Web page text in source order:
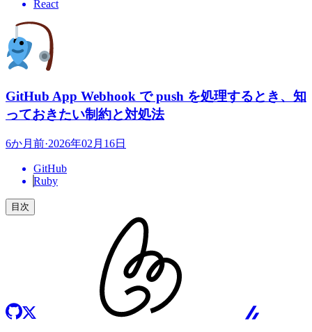
React
GitHub App Webhook で push を処理するとき、知
っておきたい制約と対処法
6か月前·2026年02月16日
GitHub
Ruby
目次